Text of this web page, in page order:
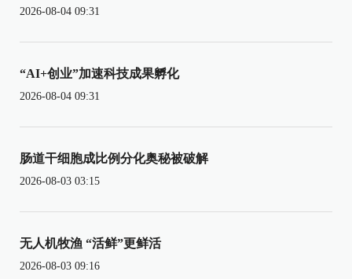
2026-08-04 09:31
“AI+创业”加速科技成果孵化
2026-08-04 09:31
肠道干细胞成比例分化奥秘被破解
2026-08-03 03:15
无人机牧渔 “活鲜”更鲜活
2026-08-03 09:16